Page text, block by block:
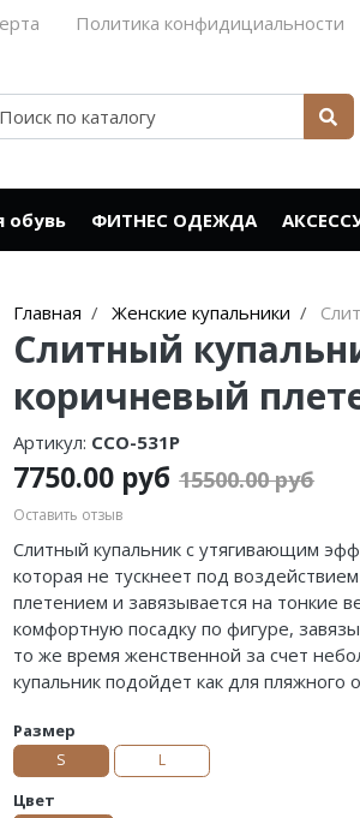
Политика конфидициальности
обувь ФИТНЕС ОДЕЖДА
Главная Женские купальники
Слитный
коричневый
Артикул: CCO-531P
7750.00 руб 15500.00 руб
Оставить отзыв
Слитный купальник с утягивающим
которая не тускнеет под
плетением и завязывается на тонкие
комфортную посадку по фигуре, з
то же время женственной за счет
купальник подойдет как для пляжного
Размер
S L
Цвет